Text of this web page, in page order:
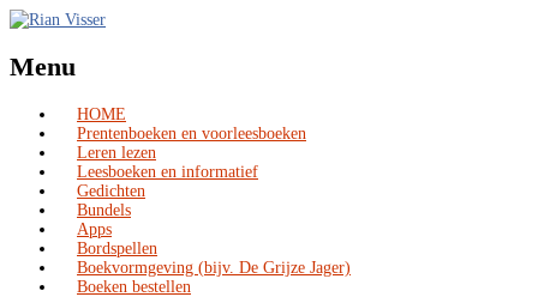
Menu
Skip
to
content
HOME
Prentenboeken en voorleesboeken
Leren lezen
Leesboeken en informatief
Gedichten
Bundels
Apps
Bordspellen
Boekvormgeving (bijv. De Grijze Jager)
Boeken bestellen